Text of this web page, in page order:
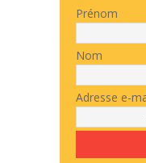
Prénom
Nom
Adresse e-